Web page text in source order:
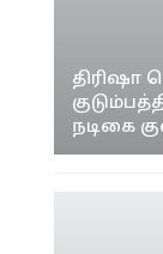
நடிகை